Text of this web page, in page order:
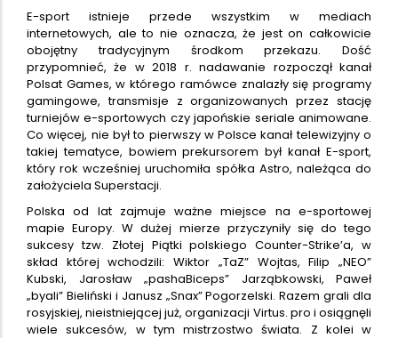
E-sport istnieje przede wszystkim w mediach
internetowych, ale to nie oznacza, że jest on całkowicie
obojętny tradycyjnym środkom przekazu. Dość
przypomnieć, że w 2018 r. nadawanie rozpoczął kanał
Polsat Games, w którego ramówce znalazły się programy
gamingowe, transmisje z organizowanych przez stację
turniejów e-sportowych czy japońskie seriale animowane.
Co więcej, nie był to pierwszy w Polsce kanał telewizyjny o
takiej tematyce, bowiem prekursorem był kanał E-sport,
który rok wcześniej uruchomiła spółka Astro, należąca do
założyciela Superstacji.
Polska od lat zajmuje ważne miejsce na e-sportowej
mapie Europy. W dużej mierze przyczyniły się do tego
sukcesy tzw. Złotej Piątki polskiego Counter-Strike’a, w
skład której wchodzili: Wiktor „TaZ” Wojtas, Filip „NEO”
Kubski, Jarosław „pashaBiceps” Jarząbkowski, Paweł
„byali” Bieliński i Janusz „Snax” Pogorzelski. Razem grali dla
rosyjskiej, nieistniejącej już, organizacji Virtus. pro i osiągnęli
wiele sukcesów, w tym mistrzostwo świata. Z kolei w